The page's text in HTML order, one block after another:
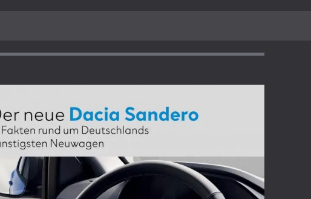
Wartung
& Felgen
Lack
Standorte
Karriere
CCH Kundenkarte